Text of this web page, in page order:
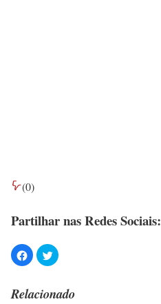
(0)
Partilhar nas Redes Sociais:
Relacionado